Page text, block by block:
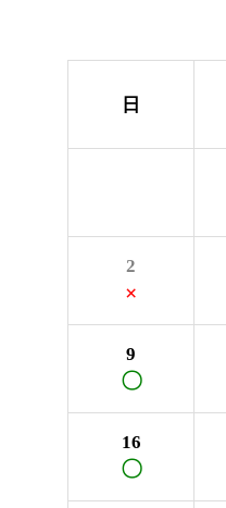
日
2
×
9
〇
16
〇